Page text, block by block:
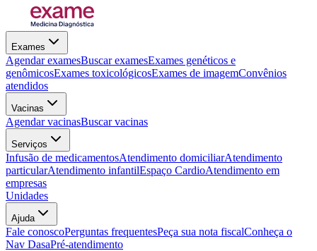
Exames
Agendar examesBuscar examesExames genéticos e
genômicosExames toxicológicosExames de imagemConvênios
atendidos
Vacinas
Agendar vacinasBuscar vacinas
Serviços
Infusão de medicamentosAtendimento domiciliarAtendimento
particularAtendimento infantilEspaço CardioAtendimento em
empresas
Unidades
Ajuda
Fale conoscoPerguntas frequentesPeça sua nota fiscalConheça o
Nav DasaPré-atendimento